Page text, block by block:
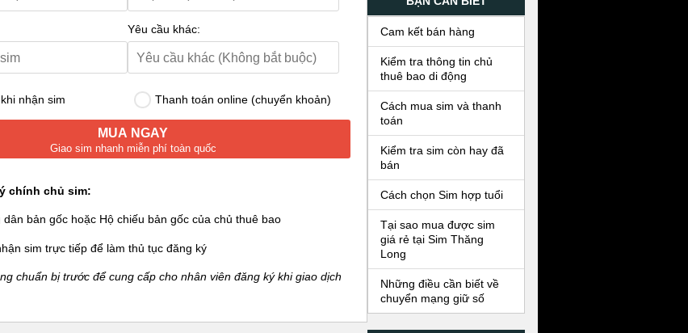
Yêu cầu khác:
nhận sim Thanh toán online (chuyển khoản)
MUA NGAY
Giao sim nhanh miễn phí toàn quốc
chính chủ sim:
bản gốc hoặc Hộ chiếu bản gốc của chủ thuê bao
sim trực tiếp để làm thủ tục đăng ký
chuẩn bị trước để cung cấp cho nhân viên đăng ký khi giao dịch
Cam kết bán hàng
Kiểm tra thông tin chủ
thuê bao di động
Cách mua sim và thanh
toán
Kiểm tra sim còn hay đã
bán
Cách chọn Sim hợp tuổi
Tại sao mua được sim
giá rẻ tại Sim Thăng
Long
Những điều cần biết về
chuyển mạng giữ số